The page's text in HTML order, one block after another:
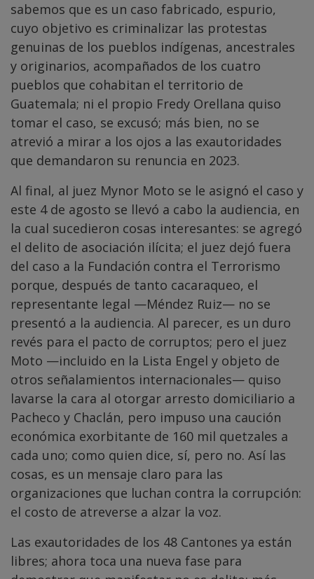
sabemos que es un caso fabricado, espurio,
cuyo objetivo es criminalizar las protestas
genuinas de los pueblos indígenas, ancestrales
y originarios, acompañados de los cuatro
pueblos que cohabitan el territorio de
Guatemala; ni el propio Fredy Orellana quiso
tomar el caso, se excusó; más bien, no se
atrevió a mirar a los ojos a las exautoridades
que demandaron su renuncia en 2023.
Al final, al juez Mynor Moto se le asignó el caso y
este 4 de agosto se llevó a cabo la audiencia, en
la cual sucedieron cosas interesantes: se agregó
el delito de asociación ilícita; el juez dejó fuera
del caso a la Fundación contra el Terrorismo
porque, después de tanto cacaraqueo, el
representante legal —Méndez Ruiz— no se
presentó a la audiencia. Al parecer, es un duro
revés para el pacto de corruptos; pero el juez
Moto —incluido en la Lista Engel y objeto de
otros señalamientos internacionales— quiso
lavarse la cara al otorgar arresto domiciliario a
Pacheco y Chaclán, pero impuso una caución
económica exorbitante de 160 mil quetzales a
cada uno; como quien dice, sí, pero no. Así las
cosas, es un mensaje claro para las
organizaciones que luchan contra la corrupción:
el costo de atreverse a alzar la voz.
Las exautoridades de los 48 Cantones ya están
libres; ahora toca una nueva fase para